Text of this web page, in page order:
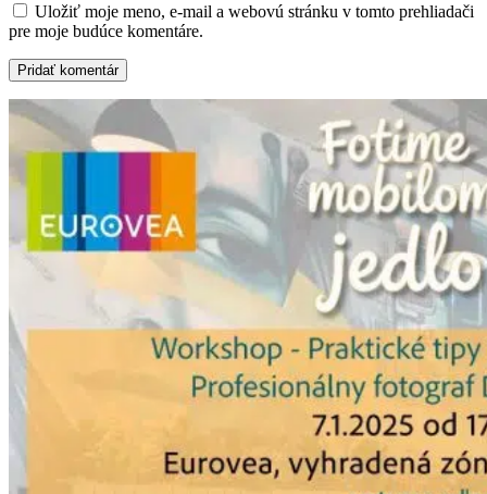
Uložiť moje meno, e-mail a webovú stránku v tomto prehliadači
pre moje budúce komentáre.